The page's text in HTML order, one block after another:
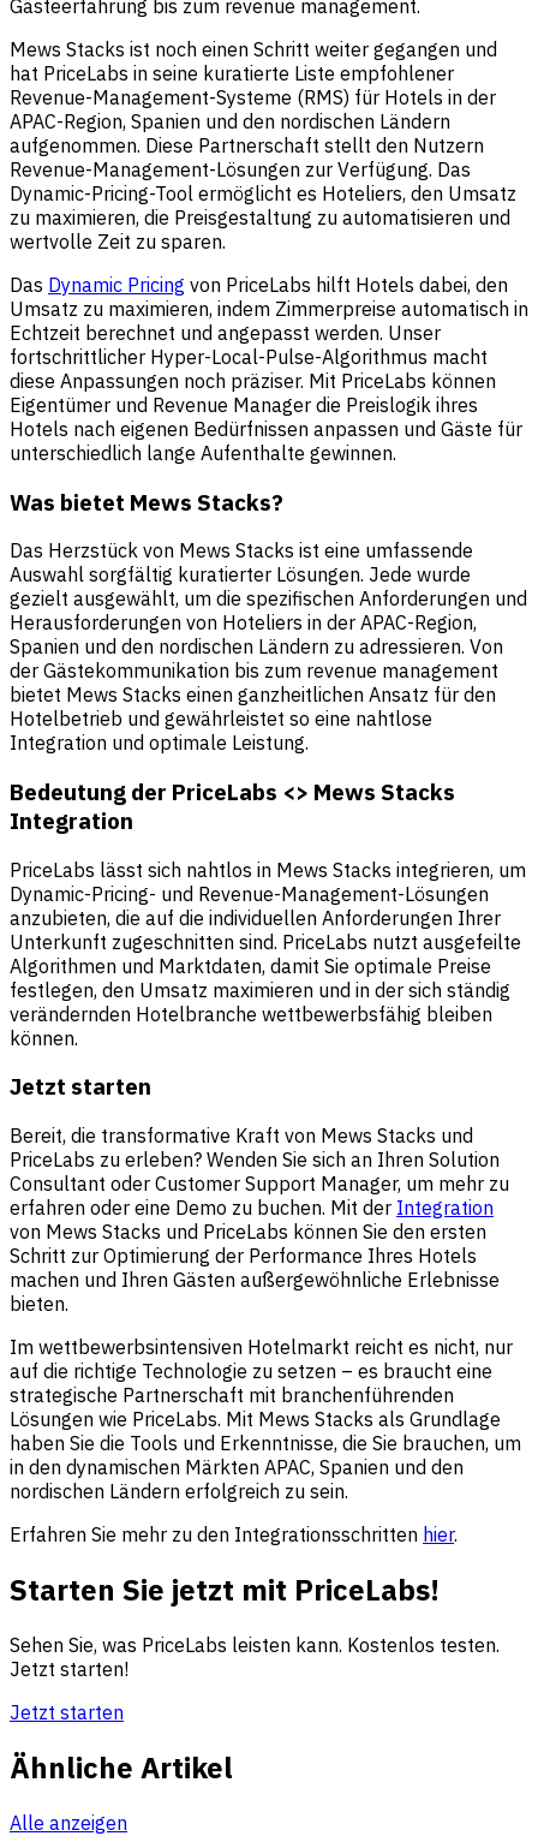
Gästeerfahrung bis zum revenue management.
Mews Stacks ist noch einen Schritt weiter gegangen und
hat PriceLabs in seine kuratierte Liste empfohlener
Revenue-Management-Systeme (RMS) für Hotels in der
APAC-Region, Spanien und den nordischen Ländern
aufgenommen. Diese Partnerschaft stellt den Nutzern
Revenue-Management-Lösungen zur Verfügung. Das
Dynamic-Pricing-Tool ermöglicht es Hoteliers, den Umsatz
zu maximieren, die Preisgestaltung zu automatisieren und
wertvolle Zeit zu sparen.
Das Dynamic Pricing von PriceLabs hilft Hotels dabei, den
Umsatz zu maximieren, indem Zimmerpreise automatisch in
Echtzeit berechnet und angepasst werden. Unser
fortschrittlicher Hyper-Local-Pulse-Algorithmus macht
diese Anpassungen noch präziser. Mit PriceLabs können
Eigentümer und Revenue Manager die Preislogik ihres
Hotels nach eigenen Bedürfnissen anpassen und Gäste für
unterschiedlich lange Aufenthalte gewinnen.
Was bietet Mews Stacks?
Das Herzstück von Mews Stacks ist eine umfassende
Auswahl sorgfältig kuratierter Lösungen. Jede wurde
gezielt ausgewählt, um die spezifischen Anforderungen und
Herausforderungen von Hoteliers in der APAC-Region,
Spanien und den nordischen Ländern zu adressieren. Von
der Gästekommunikation bis zum revenue management
bietet Mews Stacks einen ganzheitlichen Ansatz für den
Hotelbetrieb und gewährleistet so eine nahtlose
Integration und optimale Leistung.
Bedeutung der PriceLabs <> Mews Stacks
Integration
PriceLabs lässt sich nahtlos in Mews Stacks integrieren, um
Dynamic-Pricing- und Revenue-Management-Lösungen
anzubieten, die auf die individuellen Anforderungen Ihrer
Unterkunft zugeschnitten sind. PriceLabs nutzt ausgefeilte
Algorithmen und Marktdaten, damit Sie optimale Preise
festlegen, den Umsatz maximieren und in der sich ständig
verändernden Hotelbranche wettbewerbsfähig bleiben
können.
Jetzt starten
Bereit, die transformative Kraft von Mews Stacks und
PriceLabs zu erleben? Wenden Sie sich an Ihren Solution
Consultant oder Customer Support Manager, um mehr zu
erfahren oder eine Demo zu buchen. Mit der Integration
von Mews Stacks und PriceLabs können Sie den ersten
Schritt zur Optimierung der Performance Ihres Hotels
machen und Ihren Gästen außergewöhnliche Erlebnisse
bieten.
Im wettbewerbsintensiven Hotelmarkt reicht es nicht, nur
auf die richtige Technologie zu setzen – es braucht eine
strategische Partnerschaft mit branchenführenden
Lösungen wie PriceLabs. Mit Mews Stacks als Grundlage
haben Sie die Tools und Erkenntnisse, die Sie brauchen, um
in den dynamischen Märkten APAC, Spanien und den
nordischen Ländern erfolgreich zu sein.
Erfahren Sie mehr zu den Integrationsschritten hier.
Starten Sie jetzt mit PriceLabs!
Sehen Sie, was PriceLabs leisten kann. Kostenlos testen.
Jetzt starten!
Jetzt starten
Ähnliche Artikel
Alle anzeigen